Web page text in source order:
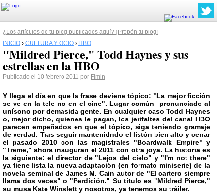
¿Los artículos de tu blog publicados aquí? ¡Propón tu blog!
INICIO › CULTURA Y OCIO › HBO
"Mildred Pierce," Todd Haynes y sus
estrellas en la HBO
Publicado el 10 febrero 2011 por Fimin
Y llega el día en que la frase deviene tópico: "La mejor ficción
se ve en la tele no en el cine". Lugar común pronunciado al
unísono por demasida gente. En cualquier casoTodd Haynes
o, mejor dicho, quienes le pagan, los jerifaltes del canal HBO
parecen empeñados en que el tópico, siga teniendo gramaje
de verdad. Tras seguir mantenidndo el listón bien alto y cerrar
el pasado 2010 con las magistrales"Boardwalk Empire" y
"Treme," ahora inauguran el 2011 con otra joya. La historia es
la siguiente: el director de "Lejos del cielo" y "I'm not there"
ya tiene lista la nueva adaptación (en formato miniserie) de la
novela seminal de James M. Cain autor de "El cartero siempre
llama dos veces"o "Perdición." Su título es "Mildred Pierce,"
su musa Kate Winslett y nosotros, ya tenemos su tráiler.